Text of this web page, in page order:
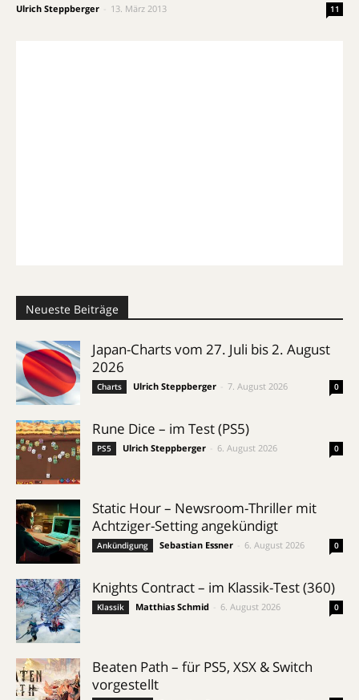
Ulrich Steppberger 13. März 2013 11
Neueste Beiträge
Japan-Charts vom 27. Juli bis 2. August
2026
Charts Ulrich Steppberger 7. August 2026 0
Rune Dice – im Test (PS5)
PS5 Ulrich Steppberger 6. August 2026 0
Static Hour – Newsroom-Thriller mit
Achtziger-Setting angekündigt
Ankündigung Sebastian Essner 6. August 2026 0
Knights Contract – im Klassik-Test (360)
Klassik Matthias Schmid 6. August 2026 0
Beaten Path – für PS5, XSX & Switch
vorgestellt